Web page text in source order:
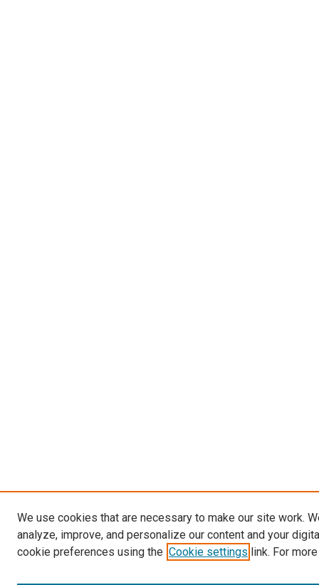
We use cookies that are necessary to make our site work.
analyze, improve, and personalize our content and your
cookie preferences using the Cookie settings link. For